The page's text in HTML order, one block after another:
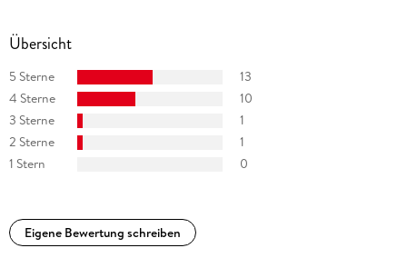
Übersicht
5 Sterne
13
4 Sterne
10
3 Sterne
1
2 Sterne
1
1 Stern
0
Eigene Bewertung schreiben